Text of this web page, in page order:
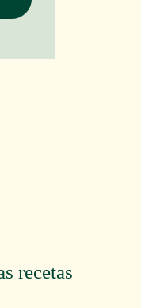
recetas